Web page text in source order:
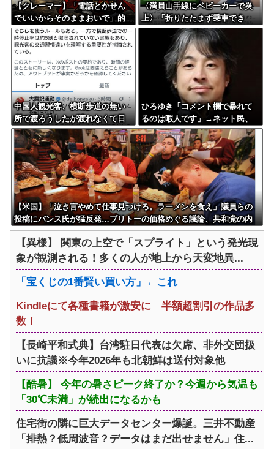
【クレーマー】「電話とかせん
でいいからそのままおいで」的
なこと言ったら何とも有難い口
コミ頂きました
〈満員山手線にベビーカーで炎
上〉「折りたたまず乗車でき
る」はずなのに…JR東日本が示
中国人観光客、横断歩道の無い
所で渡ろうしたが渡れなくて日
本批判
ひろゆき「コメント欄で暴れて
るのは暇人です」→ネット民、
一言で片付けられてしまうｗｗ
ｗｗｗ
【米国】「泣き言やめて仕事見つけろ。ラーメンを食え」議員らの
投稿にバンス氏が猛反発…ブリトーの価格めぐる議論、共和党の内
戦に発展
【異様】 関東の上空で「スプライト」という発光現
象が観測される！多くの人が地上から天変地異...
「宝くじの1番賢い買い方」←これ
Kindleにて各種書籍が激安に 半額超割引の作品多
数！
【長崎平和式典】台湾駐日代表は欠席、非外交団扱
いに抗議※今年2026年も北朝鮮は送付対象他
【酷暑】 今年の暑さピーク終了か？今週から気温も
「30℃未満」が続出になるかも
住宅街の隣に巨大データセンター爆誕。三井不動産
「排熱？低周波音？データはまだ出せません」住...